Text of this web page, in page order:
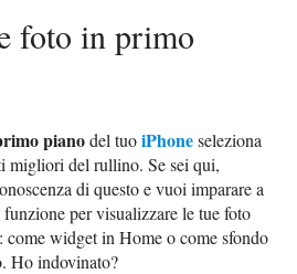
foto in primo
pianodel tuoiPhoneseleziona
migliori del rullino. Se sei qui,
di questo e vuoi imparare a
per visualizzare le tue foto
come widget in Home o come sfondo
Ho indovinato?